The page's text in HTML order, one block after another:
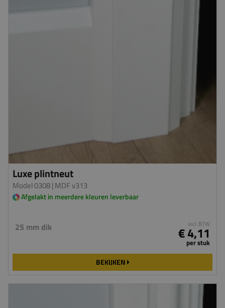
Luxe plintneut
Model 0308| MDF v313
Afgelakt in meerdere kleuren leverbaar
25 mm dik incl. BTW
€ 4,11
per stuk
BEKIJKEN